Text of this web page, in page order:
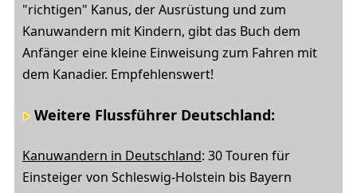
"richtigen" Kanus, der Ausrüstung und zum
Kanuwandern mit Kindern, gibt das Buch dem
Anfänger eine kleine Einweisung zum Fahren mit
dem Kanadier. Empfehlenswert!
Weitere Flussführer Deutschland:
Kanuwandern in Deutschland: 30 Touren für
Einsteiger von Schleswig-Holstein bis Bayern